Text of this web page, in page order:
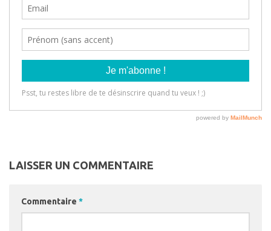
LAISSER UN COMMENTAIRE
Commentaire *